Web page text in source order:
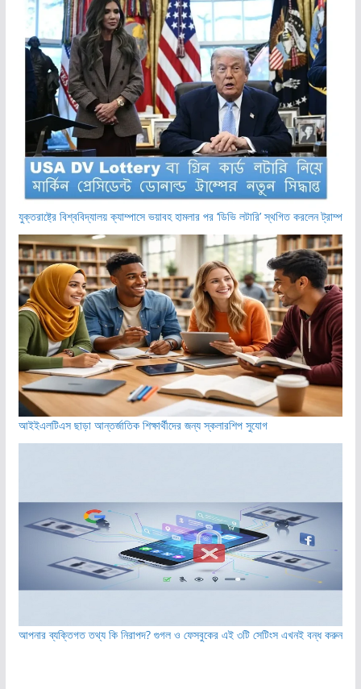
যুক্তরাষ্ট্রে বিশ্ববিদ্যালয় ক্যাম্পাসে ভয়াবহ হামলার পর ‘ডিভি লটারি’ স্থগিত করলেন ট্রাম্প
আইইএলটিএস ছাড়া আন্তর্জাতিক শিক্ষার্থীদের জন্য স্কলারশিপ সুযোগ
আপনার ব্যক্তিগত তথ্য কি নিরাপদ? গুগল ও ফেসবুকের এই ৩টি সেটিংস এখনই বন্ধ করুন